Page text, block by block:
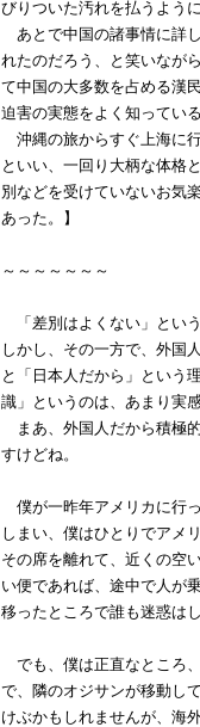
びりついた汚れを払うよう
あとで中国の諸事情に詳
れたのだろう、と笑いなが
て中国の大多数を占める漢
迫害の実態をよく知ってい
沖縄の旅からすぐ上海に
といい、一回り大柄な体格
別などを受けていないお気
あった。】
～～～～～～～
「差別はよくない」とい
しかし、その一方で、外国
と「日本人だから」という
識」というのは、あまり実
まあ、外国人だから積極
すけどね。
僕が一昨年アメリカに行
しまい、僕はひとりでアメ
その席を離れて、近くの空
い便であれば、途中で人が
移ったところで誰も迷惑は
でも、僕は正直なところ
で、隣のオジサンが移動し
けぶかもしれませんが、海